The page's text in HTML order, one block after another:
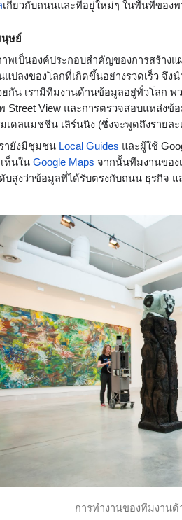
เกี่ยวกับถนนและที่อยู่ใหม่ๆ ในพื้นที่ของพ
ษย์
พเป็นองค์ประกอบสำคัญของการสร้าง
แปลงของโลกที่เกิดขึ้นอย่างรวดเร็ว จึ
ยกัน เรามีทีมงานด้านข้อมูลอยู่ทั่วโลก
Street View และการตรวจสอบแหล่ง
เดลแมชชีน เลิร์นนิง (ซึ่งจะพูดถึงรายล
ายังมีชุมชน Local Guides และผู้ใช้
ห็นใน Google Maps จากนั้นทีมงานของ
บสูงว่าข้อมูลที่ได้รับตรงกับถนน ธุรกิจ แ
การทำงานของทีมงาน